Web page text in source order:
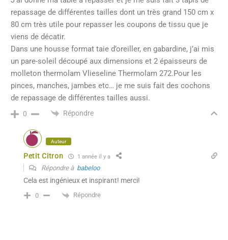
repassage de différentes tailles dont un très grand 150 cm x
80 cm très utile pour repasser les coupons de tissu que je
viens de décatir.
Dans une housse format taie d’oreiller, en gabardine, j’ai mis
un pare-soleil découpé aux dimensions et 2 épaisseurs de
molleton thermolam Vlieseline Thermolam 272.Pour les
pinces, manches, jambes etc… je me suis fait des cochons
de repassage de différentes tailles aussi.
0 Répondre
Auteur
Petit Citron 1 année il y a
Répondre à babeloo
Cela est ingénieux et inspirant! merci!
0 Répondre